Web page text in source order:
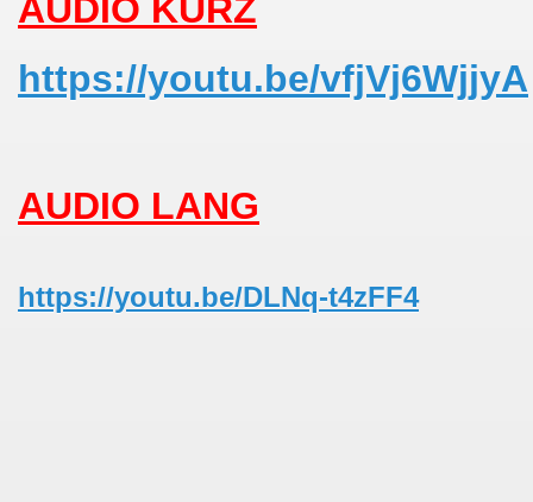
AUDIO KURZ
https://youtu.be/vfjVj6WjjyA
AUDIO LANG
https://youtu.be/DLNq-t4zFF4